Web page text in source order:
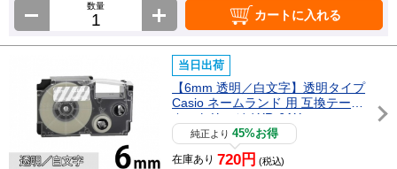
数量
カートに入れる
当日出荷
【6mm 透明／白文字】透明タイプ
Casio ネームランド 用 互換テープ
カートリッジ / XR-6AX
純正より45%お得
在庫あり 720円 (税込)